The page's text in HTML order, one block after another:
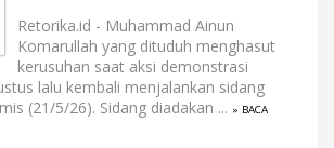
Retorika.id - Muhammad Ainun
Komarullah yang dituduh menghasut
kerusuhan saat aksi demonstrasi
lalu kembali menjalankan sidang
(21/5/26). Sidang diadakan ... » BACA